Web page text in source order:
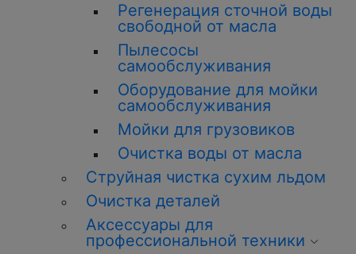
Регенерация сточной воды
свободной от масла
Пылесосы
самообслуживания
Оборудование для мойки
самообслуживания
Мойки для грузовиков
Очистка воды от масла
Струйная чистка сухим льдом
Очистка деталей
Аксессуары для
профессиональной техники